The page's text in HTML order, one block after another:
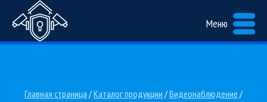
Меню
Главная страница /Каталог продукции /Видеонаблюдение /